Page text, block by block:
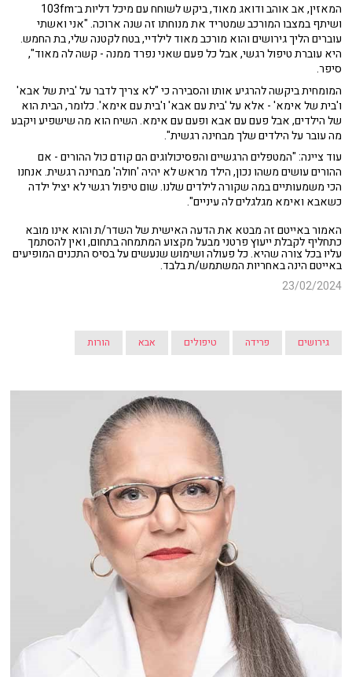
המאזין, אב אוהב ודואג מאוד, ביקש לשוחח עם מיכל דליות ב־103fm
ושיתף במצבו המורכב שמטריד את מנוחתו זה שנה ארוכה. "אני ואשתי
עוברים הליך גירושים והוא מורכב מאוד לילדיי, בטח לקטנה שלי, בת החמש.
היא עוברת טיפול רגשי, אבל כל פעם שאני נפרד ממנה - קשה לה מאוד",
סיפר.
המומחית ביקשה להרגיע אותו והסבירה כי "לא צריך לדבר על 'בית של אבא'
ו'בית של אימא' - אלא על 'בית עם אבא' ו'בית עם אימא'. כלומר, הבית הוא
של הילדים, אבל פעם עם אבא ופעם עם אימא. השיח הוא מה שישפיע ויקבע
מה עובר על הילדים שלך מבחינה רגשית".
עוד ציינה: "המטפלים הרגשיים והפסיכולוגים הם קודם כול ההורים - אם
ההורים עושים משהו נכון, הילד מראש לא יהיה 'חולה' מבחינה רגשית. אנחנו
הכי משמעותיים במה שקורה לילדים שלנו. שום טיפול רגשי לא יציל ילדה
כשאבא ואימא מגלגלים לה עיניים".
האמור באייטם זה מבטא את הדעה האישית של השדר/ת והוא אינו מובא
כתחליף לקבלת ייעוץ פרטני מבעל מקצוע המתמחה בתחום, ואין להסתמך
עליו בכל צורה שהיא. כל פעולה ושימוש שנעשים על בסיס התכנים המופיעים
באייטם הינה באחריות המשתמש/ת בלבד.
23/02/2024
גירושים פרידה טיפולים אבא הורות